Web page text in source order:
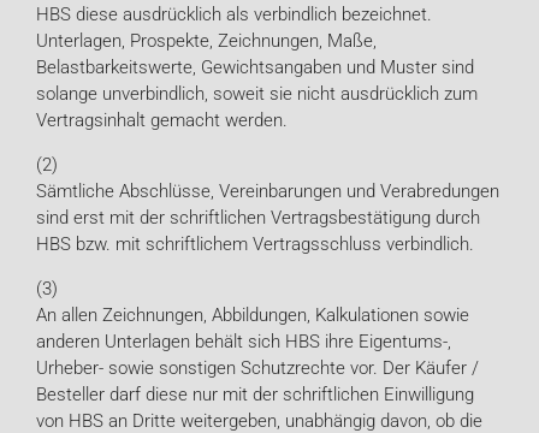
HBS diese ausdrücklich als verbindlich bezeichnet.
Unterlagen, Prospekte, Zeichnungen, Maße,
Belastbarkeitswerte, Gewichtsangaben und Muster sind
solange unverbindlich, soweit sie nicht ausdrücklich zum
Vertragsinhalt gemacht werden.
(2)
Sämtliche Abschlüsse, Vereinbarungen und Verabredungen
sind erst mit der schriftlichen Vertragsbestätigung durch
HBS bzw. mit schriftlichem Vertragsschluss verbindlich.
(3)
An allen Zeichnungen, Abbildungen, Kalkulationen sowie
anderen Unterlagen behält sich HBS ihre Eigentums-,
Urheber- sowie sonstigen Schutzrechte vor. Der Käufer /
Besteller darf diese nur mit der schriftlichen Einwilligung
von HBS an Dritte weitergeben, unabhängig davon, ob die